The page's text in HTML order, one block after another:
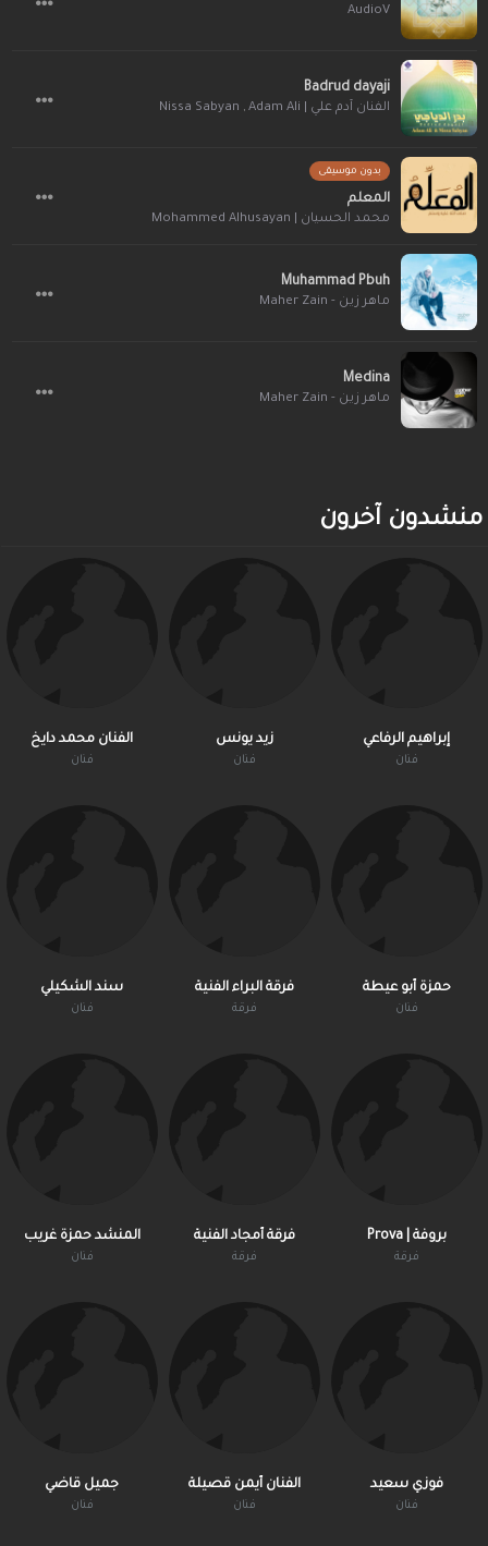
AudioV
Badrud dayaji
الفنان آدم علي | Adam Ali ,
Nissa Sabyan
بدون موسيقى
المعلم
محمد الحسيان | Mohammed Alhusayan
Muhammad Pbuh
ماهر زين - Maher Zain
Medina
ماهر زين - Maher Zain
منشدون آخرون
جميل قاضي
فنان
الفنان أيمن قصيلة
فنان
فوزي سعيد
فنان
المنشد حمزة غريب
فنان
فرقة أمجاد الفنية
فرقة
بروفة | Prova
فرقة
سند الشكيلي
فنان
فرقة البراء الفنية
فرقة
حمزة أبو عيطة
فنان
الفنان محمد دايخ
فنان
زيد يونس
فنان
إبراهيم الرفاعي
فنان